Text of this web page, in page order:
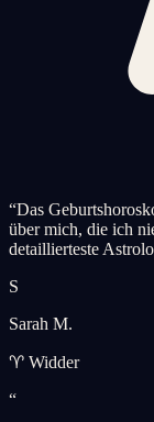
“Das
über mich, die ich
detaillierteste
S
Sarah M.
♈ Widder
“